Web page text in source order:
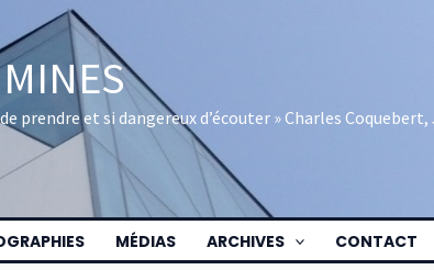
prendre et si dangereux d’écouter » Charles
MÉDIAS ARCHIVES CONTACT